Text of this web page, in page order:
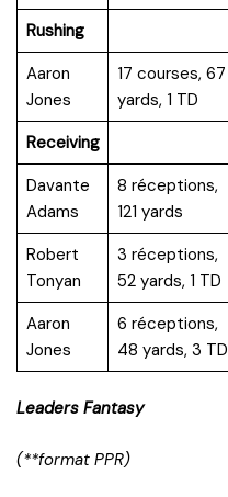
Rushing
Aaron
Jones
17 courses, 67
yards, 1 TD
Receiving
Davante
Adams
8 réceptions,
121 yards
Robert
Tonyan
3 réceptions,
52 yards, 1 TD
Aaron
Jones
6 réceptions,
48 yards, 3 TD
Leaders Fantasy
(**format PPR)